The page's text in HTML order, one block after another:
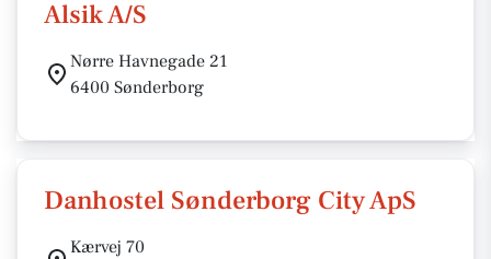
Alsik A/S
Nørre Havnegade 21
6400 Sønderborg
Danhostel Sønderborg City ApS
Kærvej 70